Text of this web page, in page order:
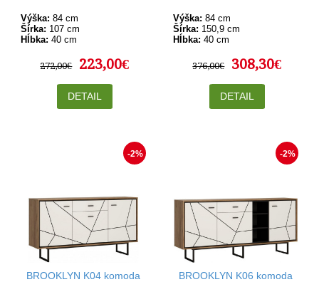
Výška: 84 cm
Šírka: 107 cm
Hĺbka: 40 cm
272,00€ 223,00€
DETAIL
Výška: 84 cm
Šírka: 150,9 cm
Hĺbka: 40 cm
376,00€ 308,30€
DETAIL
-2%
BROOKLYN K04 komoda
-2%
BROOKLYN K06 komoda